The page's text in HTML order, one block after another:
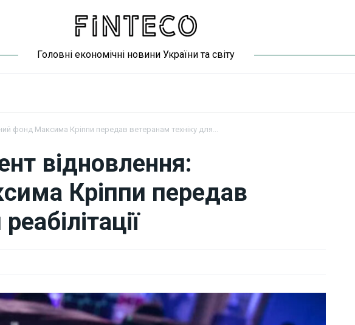
Головні економічні новини України та світу
фонд Максима Кріппи передав ветеранам техніку для...
відновлення:
Кріппи передав